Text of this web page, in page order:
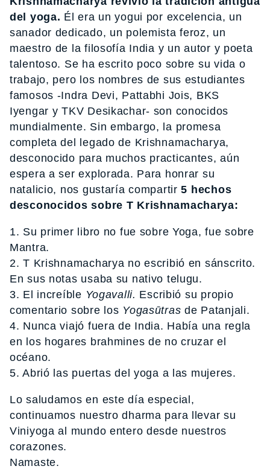
del yoga. Él era un yogui por excelencia, un
sanador dedicado, un polemista feroz, un
maestro de la filosofía India y un autor y poeta
talentoso. Se ha escrito poco sobre su vida o
trabajo, pero los nombres de sus estudiantes
famosos -Indra Devi, Pattabhi Jois, BKS
Iyengar y TKV Desikachar- son conocidos
mundialmente. Sin embargo, la promesa
completa del legado de Krishnamacharya,
desconocido para muchos practicantes, aún
espera a ser explorada. Para honrar su
natalicio, nos gustaría compartir5 hechos
desconocidos sobre T Krishnamacharya:
1. Su primer libro no fue sobre Yoga, fue sobre
Mantra.
2. T Krishnamacharya no escribió en sánscrito.
En sus notas usaba su nativo telugu.
3. El increíble Yogavalli. Escribió su propio
comentario sobre los Yogasūtras de Patanjali.
4. Nunca viajó fuera de India. Había una regla
en los hogares brahmines de no cruzar el
océano.
5. Abrió las puertas del yoga a las mujeres.
Lo saludamos en este día especial,
continuamos nuestro dharma para llevar su
Viniyoga al mundo entero desde nuestros
corazones.
Namaste.